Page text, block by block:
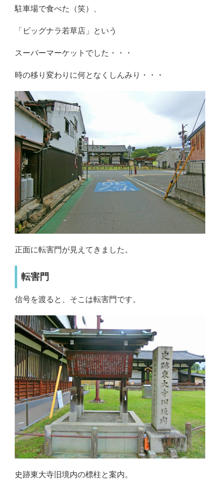
駐車場で食べた（笑）、
「ビッグナラ若草店」という
スーパーマーケットでした・・・
時の移り変わりに何となくしんみり・・・
正面に転害門が見えてきました。
転害門
信号を渡ると、そこは転害門です。
史跡東大寺旧境内の標柱と案内。